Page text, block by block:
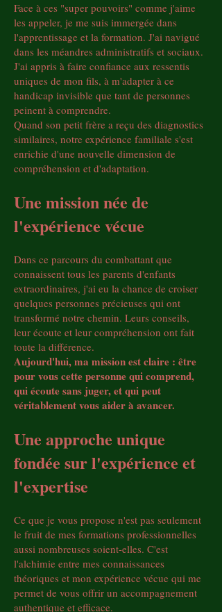
Face à ces "super pouvoirs" comme j'aime
les appeler, je me suis immergée dans
l'apprentissage et la formation. J'ai navigué
dans les méandres administratifs et sociaux.
J'ai appris à faire confiance aux ressentis
uniques de mon fils, à m'adapter à ce
handicap invisible que tant de personnes
peinent à comprendre.
Quand son petit frère a reçu des diagnostics
similaires, notre expérience familiale s'est
enrichie d'une nouvelle dimension de
compréhension et d'adaptation.
Une mission née de
l'expérience vécue
Dans ce parcours du combattant que
connaissent tous les parents d'enfants
extraordinaires, j'ai eu la chance de croiser
quelques personnes précieuses qui ont
transformé notre chemin. Leurs conseils,
leur écoute et leur compréhension ont fait
toute la différence.
Aujourd'hui, ma mission est claire : être
pour vous cette personne qui comprend,
qui écoute sans juger, et qui peut
véritablement vous aider à avancer.
Une approche unique
fondée sur l'expérience et
l'expertise
Ce que je vous propose n'est pas seulement
le fruit de mes formations professionnelles
aussi nombreuses soient-elles. C'est
l'alchimie entre mes connaissances
théoriques et mon expérience vécue qui me
permet de vous offrir un accompagnement
authentique et efficace.